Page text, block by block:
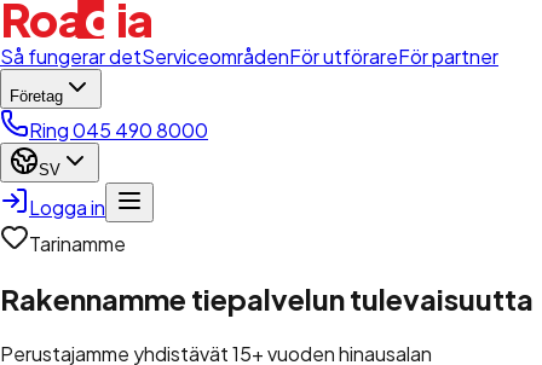
Road ia
Så fungerar detServiceområdenFör utförareFör partner
Företag
Ring 045 490 8000
SV
Logga in
Tarinamme
Rakennamme tiepalvelun tulevaisuutta
Perustajamme yhdistävät 15+ vuoden hinausalan